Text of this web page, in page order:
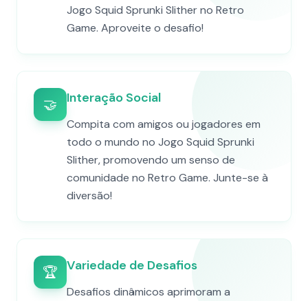
Jogo Squid Sprunki Slither no Retro
Game. Aproveite o desafio!
🤝 Interação Social
Compita com amigos ou jogadores em
todo o mundo no Jogo Squid Sprunki
Slither, promovendo um senso de
comunidade no Retro Game. Junte-se à
diversão!
🏆 Variedade de Desafios
Desafios dinâmicos aprimoram a